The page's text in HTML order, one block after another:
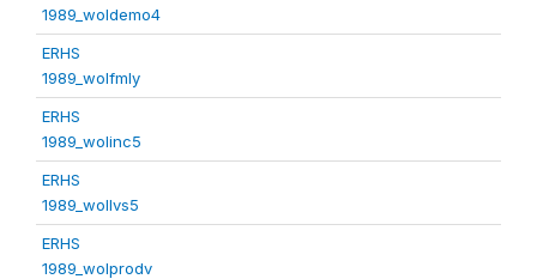
1989_woldemo4
ERHS
1989_wolfmly
ERHS
1989_wolinc5
ERHS
1989_wollvs5
ERHS
1989_wolprodv